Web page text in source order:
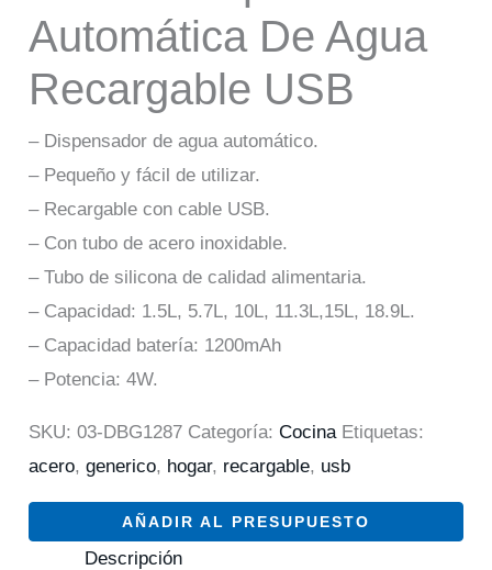
Automática De Agua
Recargable USB
– Dispensador de agua automático.
– Pequeño y fácil de utilizar.
– Recargable con cable USB.
– Con tubo de acero inoxidable.
– Tubo de silicona de calidad alimentaria.
– Capacidad: 1.5L, 5.7L, 10L, 11.3L,15L, 18.9L.
– Capacidad batería: 1200mAh
– Potencia: 4W.
SKU:03-DBG1287 Categoría:Cocina Etiquetas:
acero,generico, hogar, recargable, usb
AÑADIR AL PRESUPUESTO
Descripción